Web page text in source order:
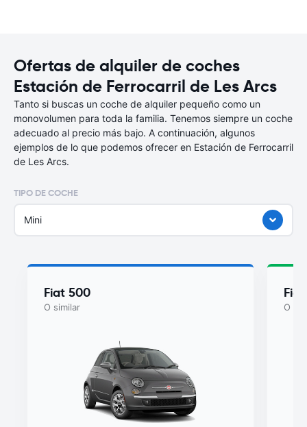
Ofertas de alquiler de coches
Estación de Ferrocarril de Les Arcs
Tanto si buscas un coche de alquiler pequeño como un
monovolumen para toda la familia. Tenemos siempre un coche
adecuado al precio más bajo. A continuación, algunos
ejemplos de lo que podemos ofrecer en Estación de Ferrocarril
de Les Arcs.
TIPO DE COCHE
Mini
Fiat 500
O similar O